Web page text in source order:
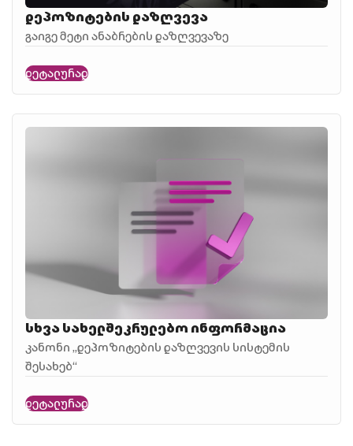
დეპოზიტების დაზღვევა
გაიგე მეტი ანაბრების დაზღვევაზე
დეტალურად
სხვა სახელშეკრულებო ინფორმაცია
კანონი „დეპოზიტების დაზღვევის სისტემის
შესახებ“
დეტალურად